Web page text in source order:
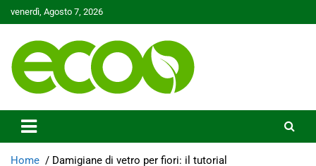
to
venerdì, Agosto 7, 2026
Ecoo.it
Home Damigiane di vetro per fiori: il tutorial